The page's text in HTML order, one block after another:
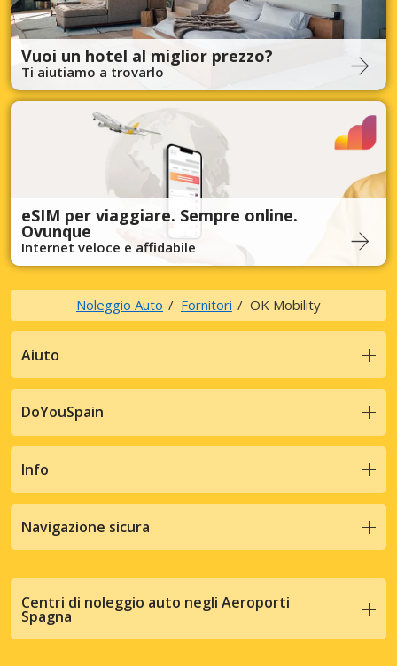
Vuoi un hotel al miglior prezzo?
Ti aiutiamo a trovarlo
eSIM per viaggiare. Sempre online.
Ovunque
Internet veloce e affidabile
Noleggio Auto Fornitori OK Mobility
Aiuto
DoYouSpain
Info
Navigazione sicura
Centri di noleggio auto negli Aeroporti
Spagna